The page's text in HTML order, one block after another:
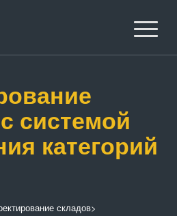
системой
категорий
складов>